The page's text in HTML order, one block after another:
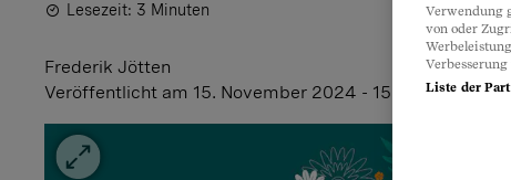
Lesezeit: 3 Minuten
Frederik Jötten
Veröffentlicht am 15. November 2024 - 15:35 Uhr
Verwendung
von oder
Liste der